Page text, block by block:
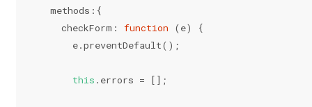
  methods:{
    checkForm:
function ( e)
{
      e.preventDefault();
this .errors = [];